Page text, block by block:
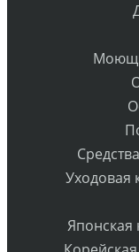
Уходовая
Японская